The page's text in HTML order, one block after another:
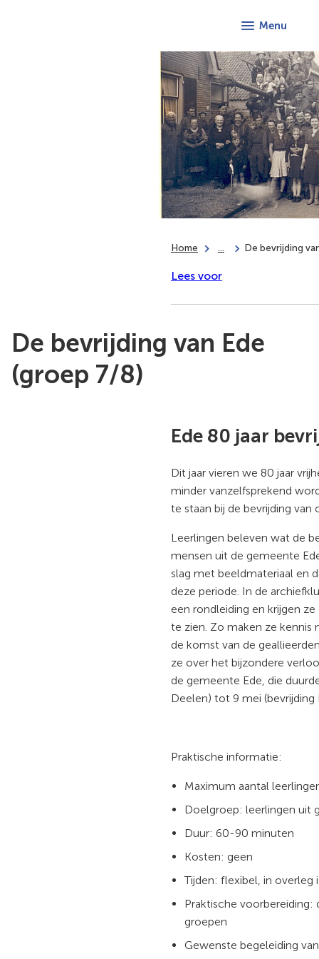
Menu
Home ... De bevrijding
Lees voor
De bevrijding van Ede
(groep 7/8)
Ede 80 jaar
Dit jaar vieren we 80 jaar
minder vanzelfsprekend
te staan bij de bevrijding van
Leerlingen beleven wat de
mensen uit de gemeente
slag met beeldmateriaal en
deze periode. In de
een rondleiding en krijgen
te zien. Zo maken ze
de komst van de
ze over het bijzondere
de gemeente Ede, die
Deelen) tot 9 mei
Praktische informatie:
Maximum aantal
Doelgroep: leerlingen uit
Duur: 60-90 minuten
Kosten: geen
Tijden: flexibel, in overleg
Praktische voorbereiding:
groepen
Gewenste begeleiding